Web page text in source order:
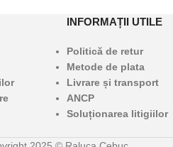
INFORMAȚII UTILE
Politică de retur
Metode de plata
Livrare și transport
ANCP
Soluționarea litigiilor